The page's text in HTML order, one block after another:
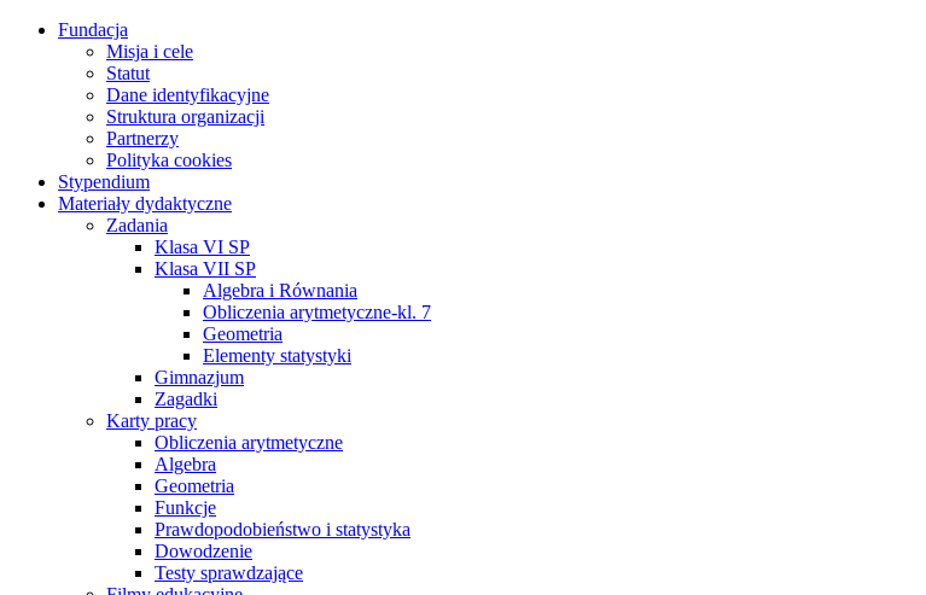
Fundacja
Misja i cele
Statut
Dane identyfikacyjne
Struktura organizacji
Partnerzy
Polityka cookies
Stypendium
Materiały dydaktyczne
Zadania
Klasa VI SP
Klasa VII SP
Algebra i Równania
Obliczenia arytmetyczne-kl. 7
Geometria
Elementy statystyki
Gimnazjum
Zagadki
Karty pracy
Obliczenia arytmetyczne
Algebra
Geometria
Funkcje
Prawdopodobieństwo i statystyka
Dowodzenie
Testy sprawdzające